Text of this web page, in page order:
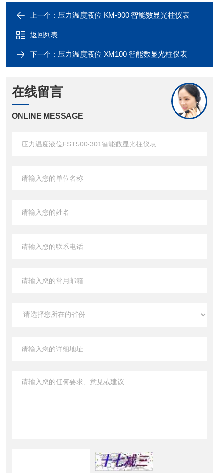
上一个： 压力温度液位 KM-900 智能数显光柱仪表
返回列表
下一个： 压力温度液位 XM100 智能数显光柱仪表
在线留言
ONLINE MESSAGE